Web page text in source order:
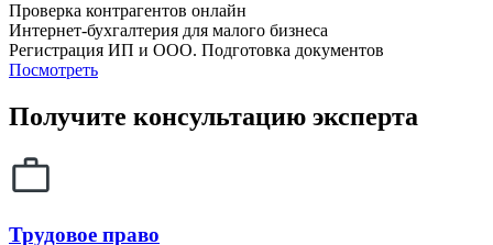
Проверка контрагентов онлайн
Интернет-бухгалтерия для малого бизнеса
Регистрация ИП и ООО. Подготовка документов
Посмотреть
Получите консультацию эксперта
Трудовое право